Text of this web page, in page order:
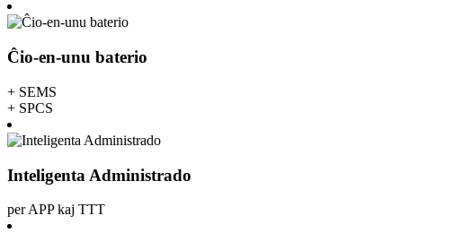
Ĉio-en-unu baterio
+ SEMS
+ SPCS
Inteligenta Administrado
per APP kaj TTT